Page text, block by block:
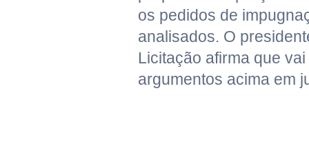
os pedidos de
analisados. O
Licitação afirma que
argumentos acima em